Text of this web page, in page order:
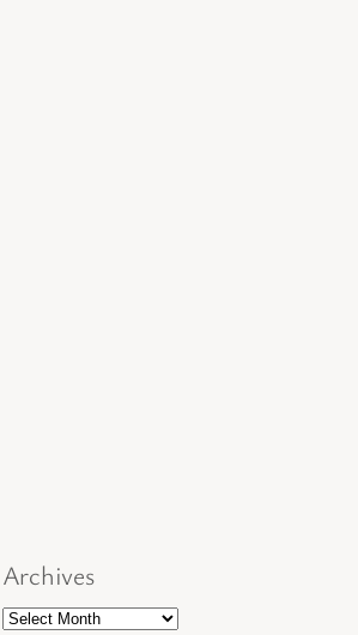
Archives